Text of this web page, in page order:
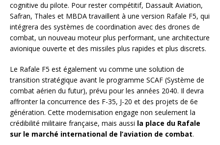
cognitive du pilote. Pour rester compétitif, Dassault Aviation,
Safran, Thales et MBDA travaillent à une version Rafale F5, qui
intégrera des systèmes de coordination avec des drones de
combat, un nouveau moteur plus performant, une architecture
avionique ouverte et des missiles plus rapides et plus discrets.
Le Rafale F5 est également vu comme une solution de
transition stratégique avant le programme SCAF (Système de
combat aérien du futur), prévu pour les années 2040. Il devra
affronter la concurrence des F-35, J-20 et des projets de 6e
génération. Cette modernisation engage non seulement la
crédibilité militaire française, mais aussi la place du Rafale
sur le marché international de l’aviation de combat.